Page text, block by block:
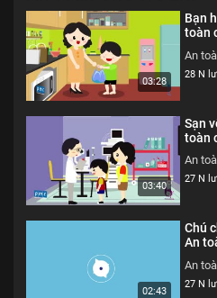
educational sources and
Thể loại :PHIM
03:28
Bạn
toàn
An
28 N
03:40
Sạn
toàn
An
27 N
02:43
Chú
An
An
27 N